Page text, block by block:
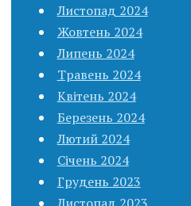
Листопад 2024
Жовтень 2024
Липень 2024
Травень 2024
Квітень 2024
Березень 2024
Лютий 2024
Січень 2024
Грудень 2023